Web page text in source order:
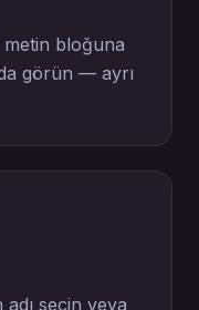
bloğuna
görün — ayrı
seçin veya